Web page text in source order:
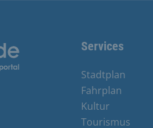
Services
Stadtplan
Fahrplan
Kultur
Tourismus